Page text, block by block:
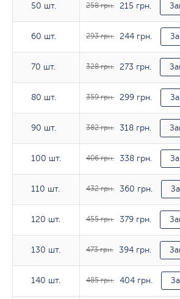
50 шт.
60 шт.
70 шт.
80 шт.
90 шт.
100 шт.
110 шт.
120 шт.
130 шт.
140 шт.
50 шт. 258 грн. 215 грн.
60 шт. 293 грн. 244 грн.
70 шт. 328 грн. 273 грн.
80 шт. 359 грн. 299 грн.
90 шт. 382 грн. 318 грн.
100 шт. 406 грн. 338 грн.
110 шт. 432 грн. 360 грн.
120 шт. 455 грн. 379 грн.
130 шт. 473 грн. 394 грн.
140 шт. 485 грн. 404 грн.